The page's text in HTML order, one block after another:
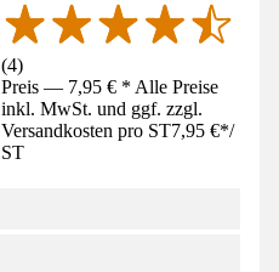
(4)
Preis — 7,95 € * Alle Preise
inkl. MwSt. und ggf. zzgl.
Versandkosten pro ST7,95 €*/
ST